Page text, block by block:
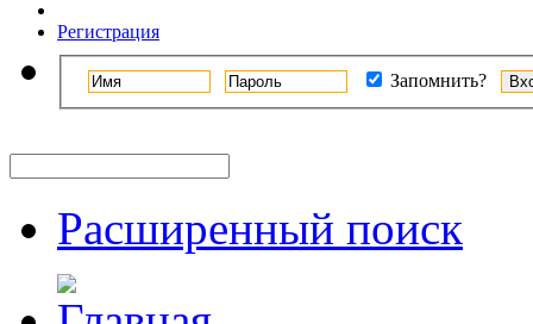
Регистрация
Запомнить?
Расширенный поиск